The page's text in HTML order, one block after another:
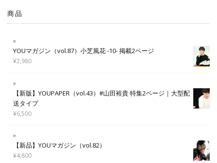
商品
YOUマガジン（vol.87）小芝風花 -10- 掲載2ページ
¥2,980
【新版】YOUPAPER（vol.43）#山田裕貴 特集2ページ｜大型配
送タイプ
¥6,500
【新品】YOUマガジン（vol.82）
¥4,800